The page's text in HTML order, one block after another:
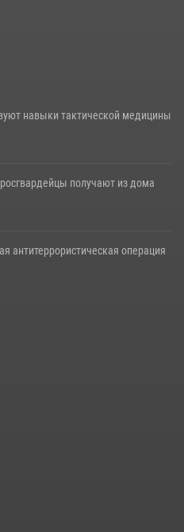
навыки тактической медицины
получают из дома
антитеррористическая операция